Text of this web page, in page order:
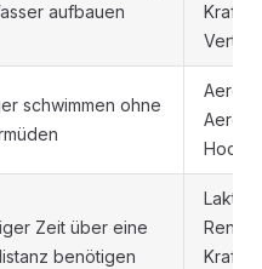
aufbauen
Kraft/
schwimmen ohne
Zeit über eine
benötigen
Kraft/